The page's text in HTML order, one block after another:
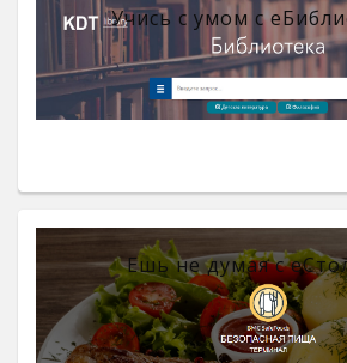
Учись с умом с
Ешь не думая с